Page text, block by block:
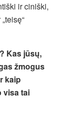
ir ciniški,
Kas jūsų,
žmogus
kaip
visa tai